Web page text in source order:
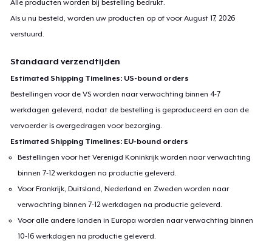
Alle producten worden bij bestelling bedrukt.
Als u nu besteld, worden uw producten op of voorAugust 17, 2026
verstuurd.
Standaard verzendtijden
Estimated Shipping Timelines: US-bound orders
Bestellingen voor de VS worden naar verwachting binnen 4-7
werkdagen geleverd, nadat de bestelling is geproduceerd en aan de
vervoerder is overgedragen voor bezorging.
Estimated Shipping Timelines: EU-bound orders
Bestellingen voor het Verenigd Koninkrijk worden naar verwachting
binnen 7-12 werkdagen na productie geleverd.
Voor Frankrijk, Duitsland, Nederland en Zweden worden naar
verwachting binnen 7-12 werkdagen na productie geleverd.
Voor alle andere landen in Europa worden naar verwachting binnen
10-16 werkdagen na productie geleverd.